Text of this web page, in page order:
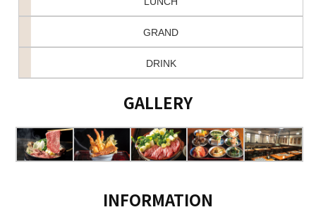
GRAND
DRINK
GALLERY
INFORMATION